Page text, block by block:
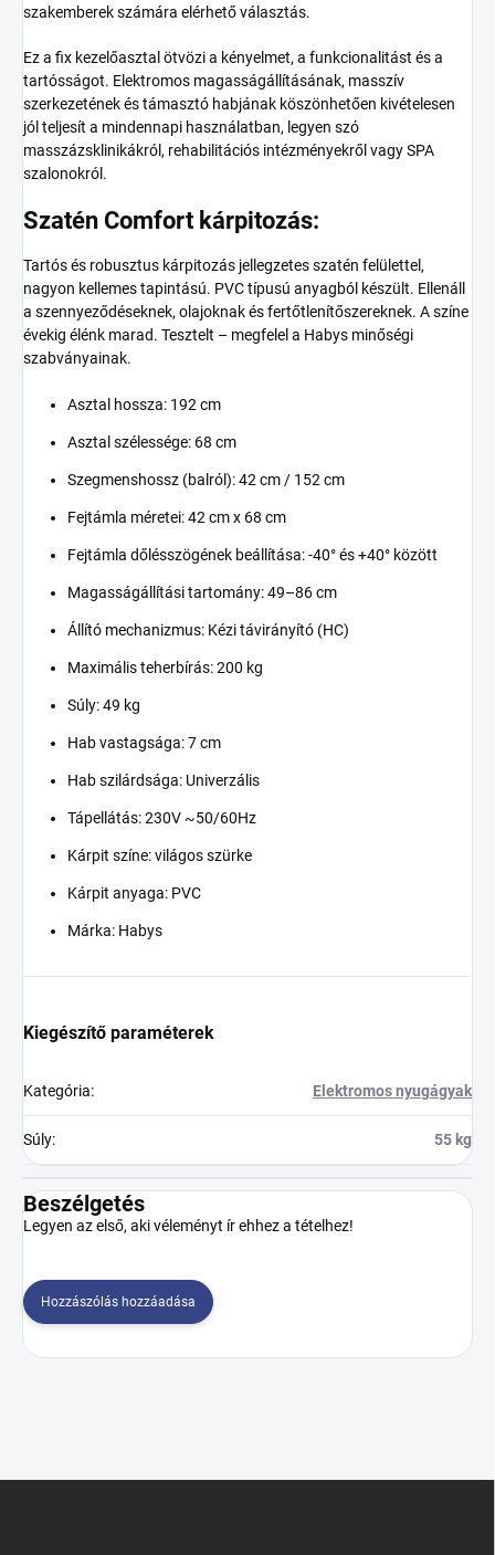
szakemberek számára elérhető választás.
Ez a fix kezelőasztal ötvözi a kényelmet, a funkcionalitást és a
tartósságot. Elektromos magasságállításának, masszív
szerkezetének és támasztó habjának köszönhetően kivételesen
jól teljesít a mindennapi használatban, legyen szó
masszázsklinikákról, rehabilitációs intézményekről vagy SPA
szalonokról.
Szatén Comfort kárpitozás:
Tartós és robusztus kárpitozás jellegzetes szatén felülettel,
nagyon kellemes tapintású. PVC típusú anyagból készült. Ellenáll
a szennyeződéseknek, olajoknak és fertőtlenítőszereknek. A színe
évekig élénk marad. Tesztelt – megfelel a Habys minőségi
szabványainak.
Asztal hossza: 192 cm
Asztal szélessége: 68 cm
Szegmenshossz (balról): 42 cm / 152 cm
Fejtámla méretei: 42 cm x 68 cm
Fejtámla dőlésszögének beállítása: -40° és +40° között
Magasságállítási tartomány: 49–86 cm
Állító mechanizmus: Kézi távirányító (HC)
Maximális teherbírás: 200 kg
Súly: 49 kg
Hab vastagsága: 7 cm
Hab szilárdsága: Univerzális
Tápellátás: 230V ~50/60Hz
Kárpit színe: világos szürke
Kárpit anyaga: PVC
Márka: Habys
Kiegészítő paraméterek
Kategória: Elektromos nyugágyak
Súly: 55 kg
Beszélgetés
Legyen az első, aki véleményt ír ehhez a tételhez!
Hozzászólás hozzáadása